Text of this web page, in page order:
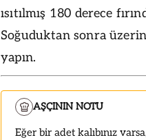
ısıtılmış 180 derece
Soğuduktan sonra
yapın.
AŞÇININ NOTU
Eğer bir adet kalıbınız